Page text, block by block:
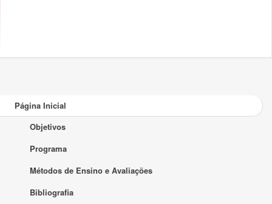
Página Inicial
Objetivos
Programa
Métodos de Ensino e Avaliações
Bibliografia